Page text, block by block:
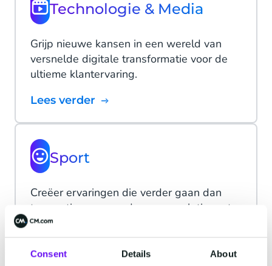
Consent Details About
Technologie & Media
Grijp nieuwe kansen in een wereld van
versnelde digitale transformatie voor de
ultieme klantervaring.
Lees verder
Sport
Creëer ervaringen die verder gaan dan
transacties om een duurzame relatie op te
bouwen waardoor fans terugkomen voor
meer.